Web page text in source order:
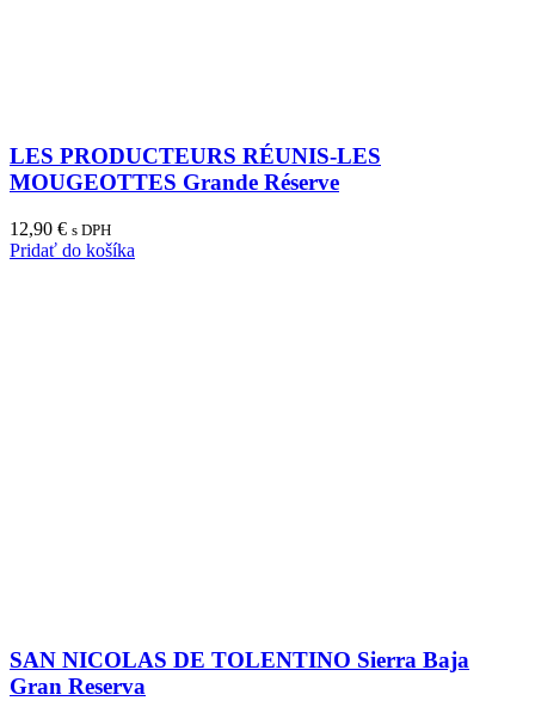
LES PRODUCTEURS RÉUNIS-LES
MOUGEOTTES Grande Réserve
12,90 € s DPH
Pridať do košíka
SAN NICOLAS DE TOLENTINO Sierra Baja
Gran Reserva